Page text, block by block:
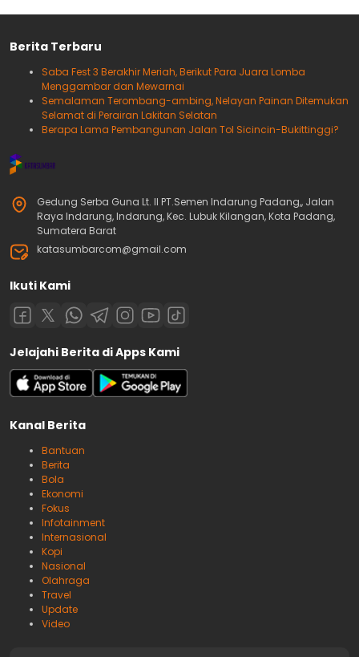
Berita Terbaru
Saba Fest 3 Berakhir Meriah, Berikut Para Juara Lomba
Menggambar dan Mewarnai
Semalaman Terombang-ambing, Nelayan Painan Ditemukan
Selamat di Perairan Lakitan Selatan
Berapa Lama Pembangunan Jalan Tol Sicincin-Bukittinggi?
Gedung Serba Guna Lt. II PT.Semen Indarung Padang,, Jalan
Raya Indarung, Indarung, Kec. Lubuk Kilangan, Kota Padang,
Sumatera Barat
katasumbarcom@gmail.com
Ikuti Kami
Jelajahi Berita di Apps Kami
Kanal Berita
Bantuan
Berita
Bola
Ekonomi
Fokus
Infotainment
Internasional
Kopi
Nasional
Olahraga
Travel
Update
Video